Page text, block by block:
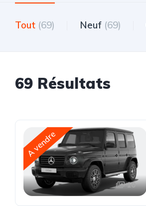
Tout (69) Neuf (69)
69 Résultats
A vendre
10